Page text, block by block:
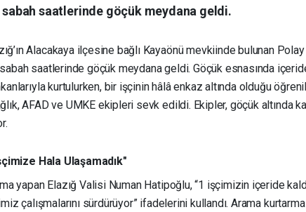
sabah saatlerinde göçük meydana geldi.
Alacakaya ilçesine bağlı Kayaönü mevkiinde bulunan
saatlerinde göçük meydana geldi. Göçük esnasında
kurtulurken, bir işçinin hâlâ enkaz altında olduğu
AFAD ve UMKE ekipleri sevk edildi. Ekipler, göçük altında
Hala Ulaşamadık"
yapan Elazığ Valisi Numan Hatipoğlu, “1 işçimizin içeride
çalışmalarını sürdürüyor” ifadelerini kullandı. Arama kurtarma